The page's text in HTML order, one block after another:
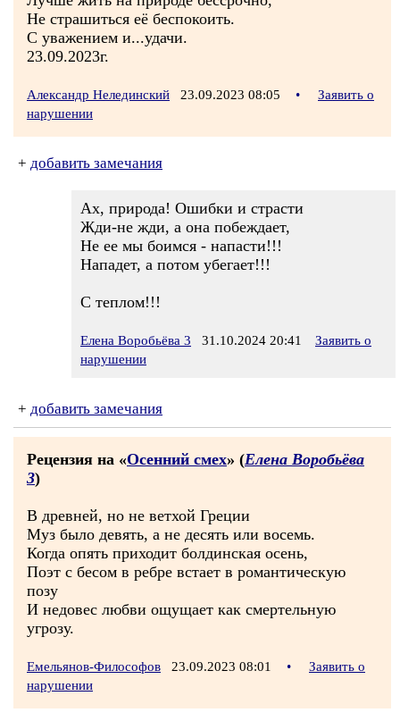
Не страшиться её беспокоить.
С уважением и...удачи.
23.09.2023г.
Александр Нелединский 23.09.2023 08:05 •
Заявить о
нарушении
+ добавить замечания
Ах, природа! Ошибки и страсти
Жди-не жди, а она побеждает,
Не ее мы боимся - напасти!!!
Нападет, а потом убегает!!!
С теплом!!!
Елена Воробьёва 3 31.10.2024 20:41
Заявить о
нарушении
+ добавить замечания
Рецензия на «Осенний смех» (Елена Воробьёва
3)
В древней, но не ветхой Греции
Муз было девять, а не десять или восемь.
Когда опять приходит болдинская осень,
Поэт с бесом в ребре встает в романтическую
позу
И недовес любви ощущает как смертельную
угрозу.
Емельянов-Философов 23.09.2023 08:01 •
Заявить о
нарушении